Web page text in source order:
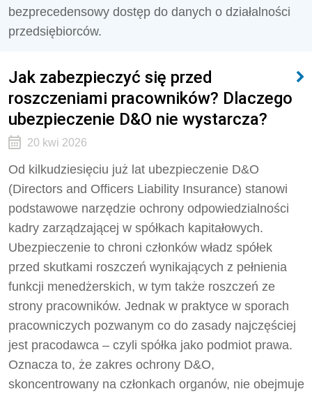
bezprecedensowy dostęp do danych o działalności
przedsiębiorców.
Jak zabezpieczyć się przed
roszczeniami pracowników? Dlaczego
ubezpieczenie D&O nie wystarcza?
20 kwi 2026
Od kilkudziesięciu już lat ubezpieczenie D&O
(Directors and Officers Liability Insurance) stanowi
podstawowe narzędzie ochrony odpowiedzialności
kadry zarządzającej w spółkach kapitałowych.
Ubezpieczenie to chroni członków władz spółek
przed skutkami roszczeń wynikających z pełnienia
funkcji menedżerskich, w tym także roszczeń ze
strony pracowników. Jednak w praktyce w sporach
pracowniczych pozwanym co do zasady najczęściej
jest pracodawca – czyli spółka jako podmiot prawa.
Oznacza to, że zakres ochrony D&O,
skoncentrowany na członkach organów, nie obejmuje